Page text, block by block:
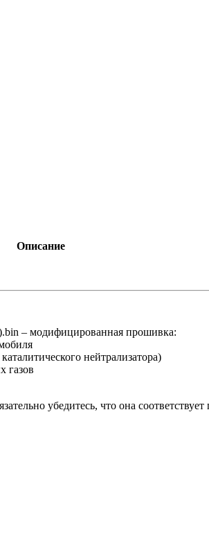
Описание
– модифицированная прошивка:
нейтрализатора)
газов
убедитесь, что она